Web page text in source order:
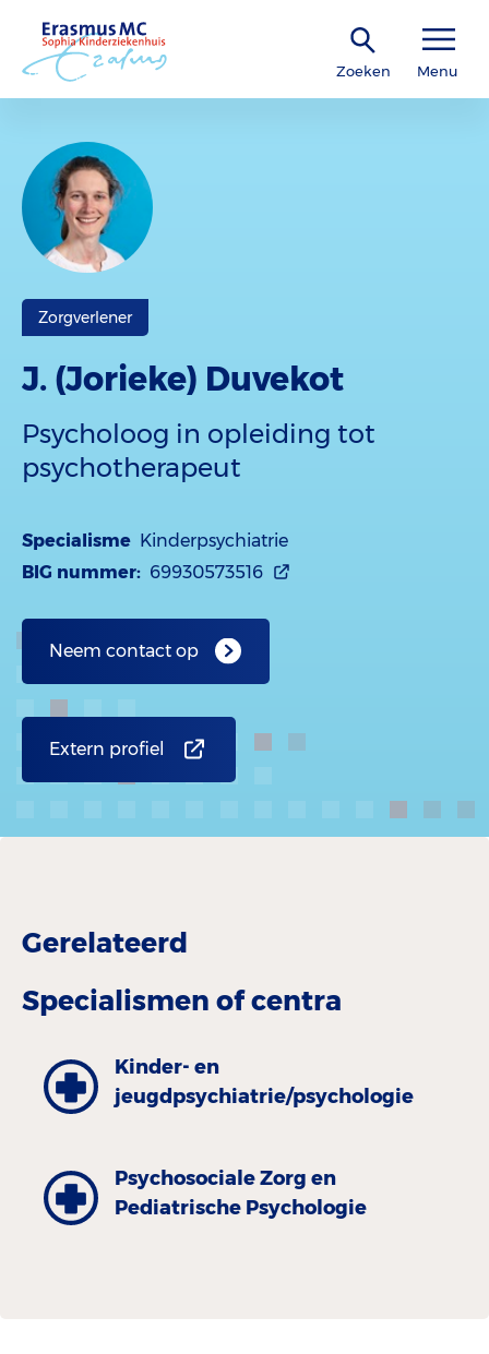
Zoeken Menu
Zorgverlener
J. (Jorieke) Duvekot
Psycholoog in opleiding tot
psychotherapeut
Specialisme Kinderpsychiatrie
BIG nummer: 69930573516
Neem contact op
Extern profiel
Gerelateerd
Specialismen of centra
Kinder- en
jeugdpsychiatrie/psychologie
Psychosociale Zorg en
Pediatrische Psychologie